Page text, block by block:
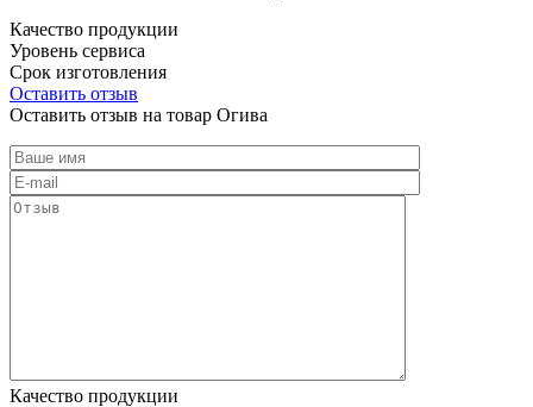
Качество продукции
Уровень сервиса
Срок изготовления
Оставить отзыв
Оставить отзыв на товар Огива
Качество продукции